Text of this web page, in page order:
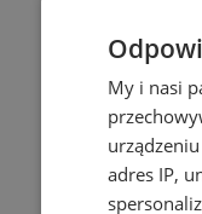
My i nasi
adres IP,